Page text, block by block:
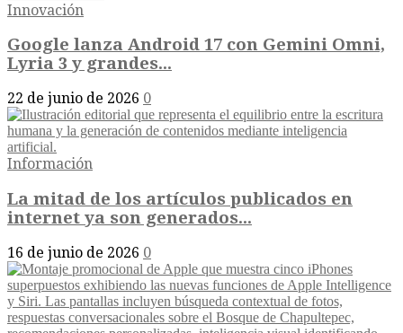
Innovación
Google lanza Android 17 con Gemini Omni,
Lyria 3 y grandes...
22 de junio de 2026 0
Información
La mitad de los artículos publicados en
internet ya son generados...
16 de junio de 2026 0